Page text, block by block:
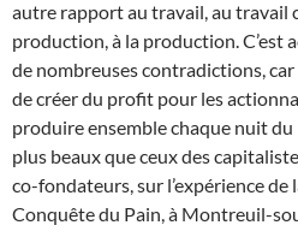
autre rapport au travail, au travail
production, à la production. C’est
de nombreuses contradictions, car
de créer du profit pour les
produire ensemble chaque nuit du
plus beaux que ceux des
co-fondateurs, sur l’expérience
Conquête du Pain, à Montreuil-